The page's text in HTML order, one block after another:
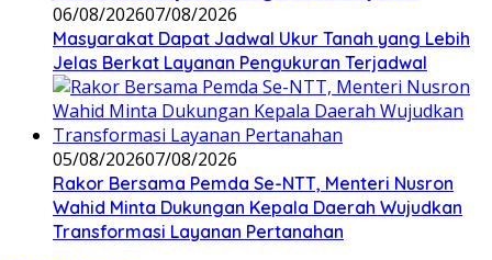
06/08/202607/08/2026
Masyarakat Dapat Jadwal Ukur Tanah yang Lebih
Jelas Berkat Layanan Pengukuran Terjadwal
05/08/202607/08/2026
Rakor Bersama Pemda Se-NTT, Menteri Nusron
Wahid Minta Dukungan Kepala Daerah Wujudkan
Transformasi Layanan Pertanahan